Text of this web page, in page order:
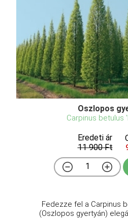
Oszlopos
Carpinus betulus
Eredeti ár
11 900 Ft
Fedezze fel a Carpinus
(Oszlopos gyertyán)